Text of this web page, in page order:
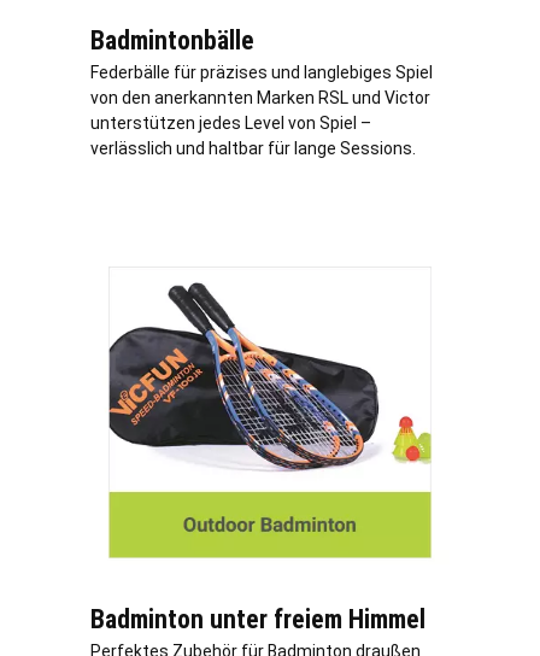
Badmintonbälle
Federbälle für präzises und langlebiges Spiel
von den anerkannten Marken RSL und Victor
unterstützen jedes Level von Spiel –
verlässlich und haltbar für lange Sessions.
Badminton unter freiem Himmel
Perfektes Zubehör für Badminton draußen